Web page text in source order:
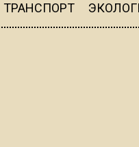
ТРАНСПОРТ